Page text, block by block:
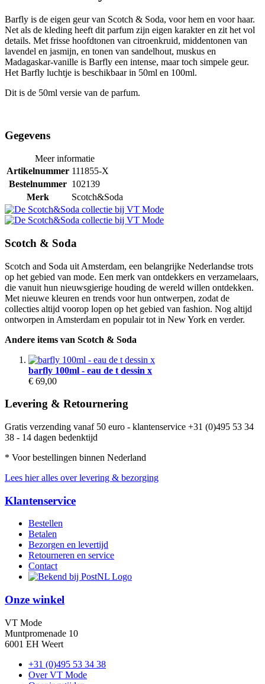
Barfly is de eigen geur van Scotch & Soda, voor hem en voor haar.
Net als de kleding heeft dit parfum zijn eigen karakter en zit het vol
details. Met frisse hoofdtonen van citroenkruid, middentonen van
lavendel en jasmijn, en tonen van sandelhout, muskus en
Madagaskar-vanille is Barfly een intense, maar toch simpele geur.
Het Barfly luchtje is beschikbaar in 50ml en 100ml.
Dit is de 50ml versie van de parfum.
Gegevens
Meer informatie
Artikelnummer 111855-X
Bestelnummer 102139
Merk
Scotch&Soda
Scotch & Soda
Scotch and Soda uit Amsterdam, een belangrijke Nederlandse trots
op het gebied van mode. Een merk van ontdekkers en verzamelaars,
die vanuit hun nieuwsgierige houding de wereld willen ontdekken.
Met nieuwe kleuren en trends voor hun ontwerpen, zodat de
collecties altijd voorop lopen op het gebied van fashion. Nog altijd
ontworpen in Amsterdam en populair tot in New York en verder.
Andere items van Scotch & Soda
barfly 100ml - eau de t dessin x
€ 69,00
Levering & Retournering
Gratis verzending vanaf 50 euro - klantenservice +31 (0)495 53 34
38 - 14 dagen bedenktijd
* Voor bestellingen binnen Nederland
Lees hier alles over levering & bezorging
Klantenservice
Bestellen
Betalen
Bezorgen en levertijd
Retourneren en service
Contact
Onze winkel
VT Mode
Muntpromenade 10
6001 EH Weert
+31 (0)495 53 34 38
Over VT Mode